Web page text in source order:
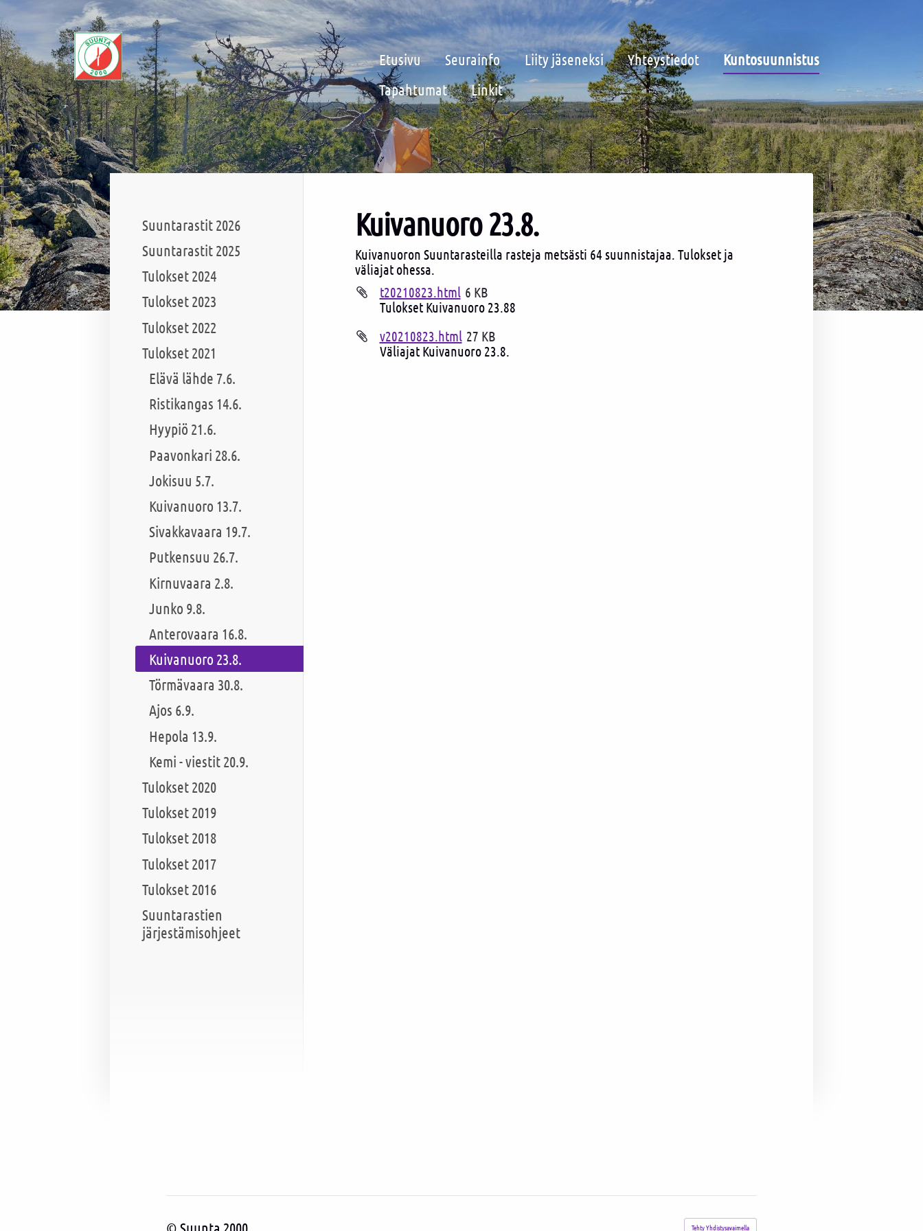
Siirry
sivun
sisältöön
Sivuston etusivulle Etusivu Seurainfo Liity jäseneksi Yhteystiedot
Kuntosuunnistus
Tapahtumat
Linkit
Suuntarastit 2026
Suuntarastit 2025
Tulokset 2024
Tulokset 2023
Tulokset 2022
Tulokset 2021
Elävä lähde 7.6.
Ristikangas 14.6.
Hyypiö 21.6.
Paavonkari 28.6.
Jokisuu 5.7.
Kuivanuoro 13.7.
Sivakkavaara 19.7.
Putkensuu 26.7.
Kirnuvaara 2.8.
Junko 9.8.
Anterovaara 16.8.
Kuivanuoro 23.8.
Törmävaara 30.8.
Ajos 6.9.
Hepola 13.9.
Kemi - viestit 20.9.
Tulokset 2020
Tulokset 2019
Tulokset 2018
Tulokset 2017
Tulokset 2016
Suuntarastien
järjestämisohjeet
Kuivanuoro 23.8.
Kuivanuoron Suuntarasteilla rasteja metsästi 64 suunnistajaa. Tulokset ja
väliajat ohessa.
t20210823.html 6 KB
Tulokset Kuivanuoro 23.88
v20210823.html 27 KB
Väliajat Kuivanuoro 23.8.
Tehty Yhdistysavaimella